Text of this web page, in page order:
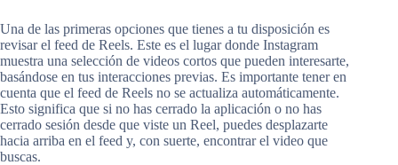
Una de las primeras opciones que tienes a tu disposición es
revisar el feed de Reels. Este es el lugar donde Instagram
muestra una selección de videos cortos que pueden interesarte,
basándose en tus interacciones previas. Es importante tener en
cuenta que el feed de Reels no se actualiza automáticamente.
Esto significa que si no has cerrado la aplicación o no has
cerrado sesión desde que viste un Reel, puedes desplazarte
hacia arriba en el feed y, con suerte, encontrar el video que
buscas.